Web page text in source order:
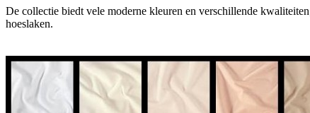
De collectie biedt vele moderne kleuren en verschillende
hoeslaken.